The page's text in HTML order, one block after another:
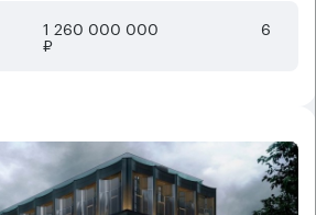
1 260 000 000
₽
6